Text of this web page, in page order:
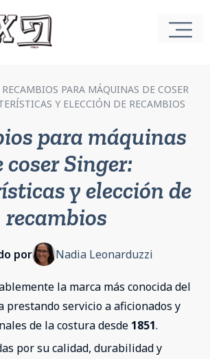
RECAMBIOS PARA MÁQUINAS DE COSER
Y ELECCIÓN DE RECAMBIOS
para máquinas
coser Singer:
y elección de
recambios
por Nadia Leonarduzzi
la marca más conocida del
prestando servicio a aficionados y
de la costura desde 1851.
por su calidad, durabilidad y